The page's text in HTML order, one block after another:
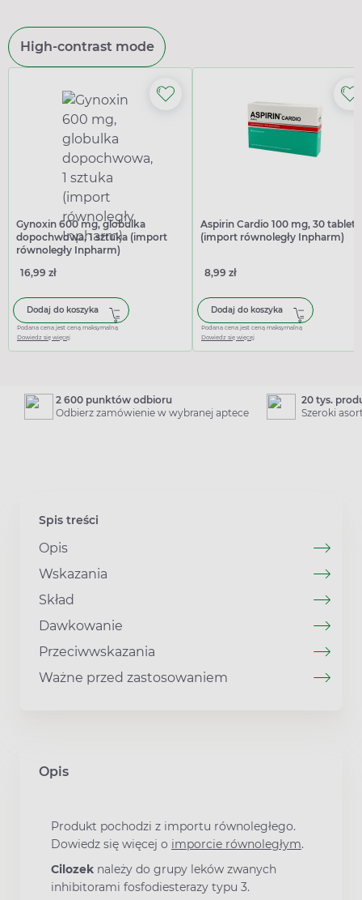
High-contrast mode
Gynoxin 600 mg, globulka
dopochwowa, 1 sztuka (import
równoległy Inpharm)
16,99 zł
Dodaj do koszyka
Podana cena jest ceną maksymalną
Dowiedz się więcej
Aspirin Cardio 100 mg, 30
(import równoległy Inpharm)
8,99 zł
Dodaj do koszyka
Podana cena jest ceną maksymalną
Dowiedz się więcej
2 600 punktów odbioru
Odbierz zamówienie w wybranej aptece
20 tys.
Szeroki
Spis treści
Opis
Wskazania
Skład
Dawkowanie
Przeciwwskazania
Ważne przed zastosowaniem
Opis
Produkt pochodzi z importu równoległego.
Dowiedz się więcej o imporcie równoległym.
Cilozek należy do grupy leków zwanych
inhibitorami fosfodiesterazy typu 3.